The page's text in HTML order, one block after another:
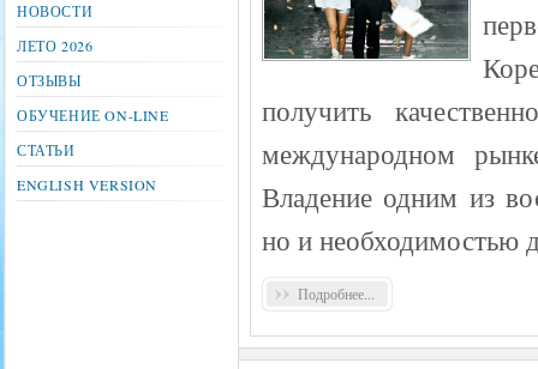
получить
международном
Владение одним из
но и необходимостью
Подробнее...
НОВОСТИ
ЛЕТО 2026
ОТЗЫВЫ
ОБУЧЕНИЕ ON-LINE
СТАТЬИ
ENGLISH VERSION